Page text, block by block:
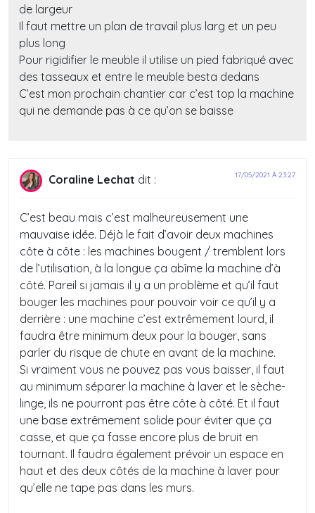
de largeur
Il faut mettre un plan de travail plus larg et un peu
plus long
Pour rigidifier le meuble il utilise un pied fabriqué avec
des tasseaux et entre le meuble besta dedans
C’est mon prochain chantier car c’est top la machine
qui ne demande pas à ce qu’on se baisse
Coraline Lechat dit : 17/05/2021 À 23:27
C’est beau mais c’est malheureusement une
mauvaise idée. Déjà le fait d’avoir deux machines
côte à côte : les machines bougent / tremblent lors
de l’utilisation, à la longue ça abîme la machine d’à
côté. Pareil si jamais il y a un problème et qu’il faut
bouger les machines pour pouvoir voir ce qu’il y a
derrière : une machine c’est extrêmement lourd, il
faudra être minimum deux pour la bouger, sans
parler du risque de chute en avant de la machine.
Si vraiment vous ne pouvez pas vous baisser, il faut
au minimum séparer la machine à laver et le sèche-
linge, ils ne pourront pas être côte à côté. Et il faut
une base extrêmement solide pour éviter que ça
casse, et que ça fasse encore plus de bruit en
tournant. Il faudra également prévoir un espace en
haut et des deux côtés de la machine à laver pour
qu’elle ne tape pas dans les murs.